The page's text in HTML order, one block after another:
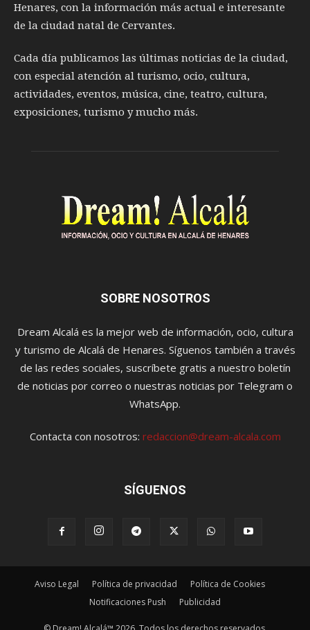
Henares, con la información más actual e interesante
de la ciudad natal de Cervantes.
Cada día publicamos las últimas noticias de la ciudad,
con especial atención al turismo, ocio, cultura,
actividades, eventos, música, cine, teatro, cultura,
exposiciones, turismo y mucho más.
SOBRE NOSOTROS
Dream Alcalá es la mejor web de información, ocio, cultura
y turismo de Alcalá de Henares. Síguenos también a través
de las redes sociales, suscríbete gratis a nuestro boletín
de noticias por correo o nuestras noticias por Telegram o
WhatsApp.
Contacta con nosotros: redaccion@dream-alcala.com
SÍGUENOS
Aviso Legal Política de privacidad
Política de Cookies
Notificaciones Push
Publicidad